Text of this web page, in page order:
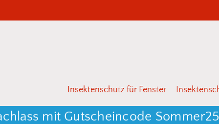
to
Drücken Sie Enter zum Suchen oder ESC zum
Insektenschutz für Fenster
mit Gutscheincode Sommer25,